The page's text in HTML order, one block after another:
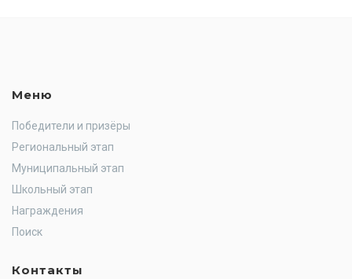
Меню
Победители и призёры
Региональный этап
Муниципальный этап
Школьный этап
Награждения
Поиск
Контакты